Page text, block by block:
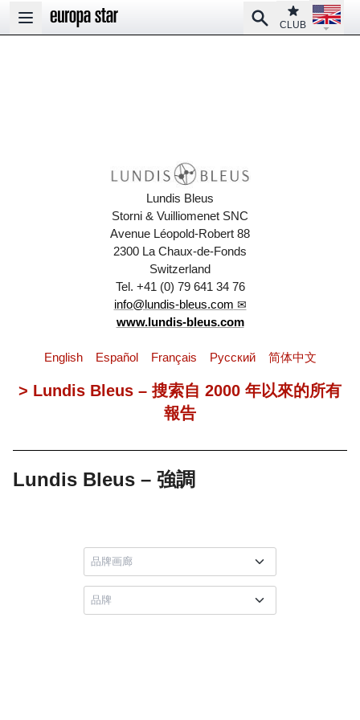
Open main menu
SearchClub
CLUB
Open
Lundis Bleus
Storni & Vuilliomenet SNC
Avenue Léopold-Robert 88
2300 La Chaux-de-Fonds
Switzerland
Tel. +41 (0) 79 641 34 76
info@lundis-bleus.com
www.lundis-bleus.com
English Español Français Pусский 简体中文
> Lundis Bleus – 搜索自 2000 年以來的所有
報告
Lundis Bleus – 強調